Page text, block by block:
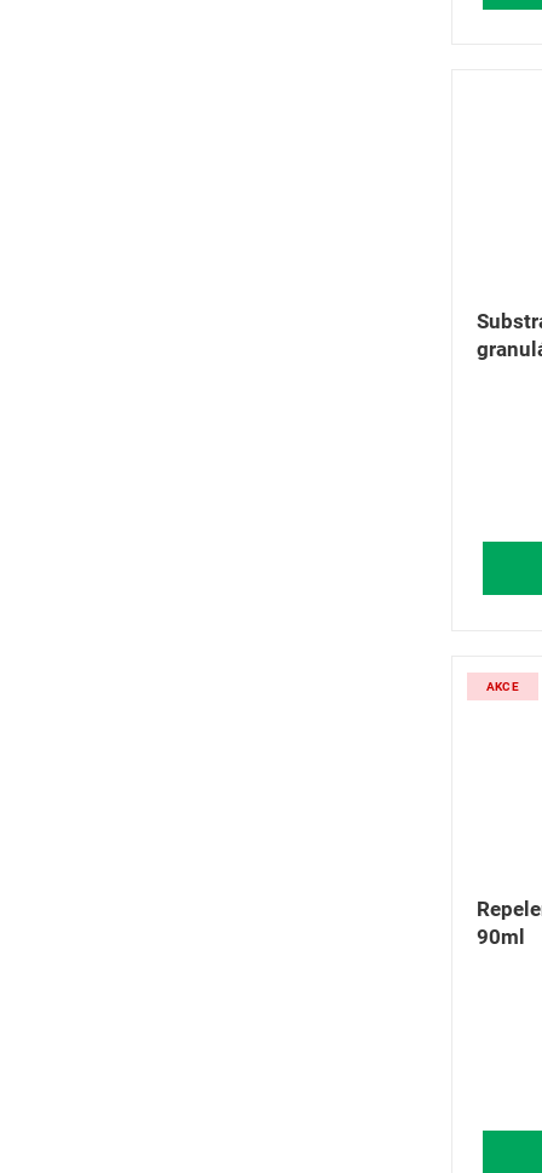
AKCE
90ml